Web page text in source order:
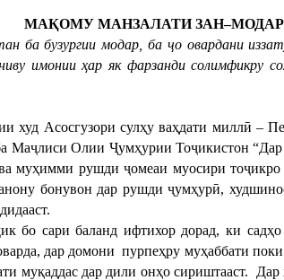
МАҚОМУ МАНЗАЛАТИ
ба бузургии модар, ба ҷо овардани
имонии ҳар як фарзанди солимфикру
худ Асосгузори сулҳу ваҳдати миллӣ –
Маҷлиси Олии Ҷумҳурии Тоҷикистон
муҳимми рушди ҷомеаи муосири
бонувон дар рушди ҷумҳурӣ,
бо сари баланд ифтихор дорад, ки
дар домони пурпеҳру муҳаббати
муқаддас дар дили онҳо сириштааст.